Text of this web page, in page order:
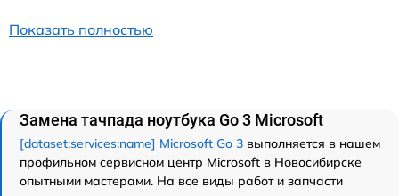
Показать полностью
Замена тачпада ноутбука Go 3 Microsoft
[dataset:services:name] Microsoft Go 3 выполняется в нашем
профильном сервисном центр Microsoft в Новосибирске
опытными мастерами. На все виды работ и запчасти